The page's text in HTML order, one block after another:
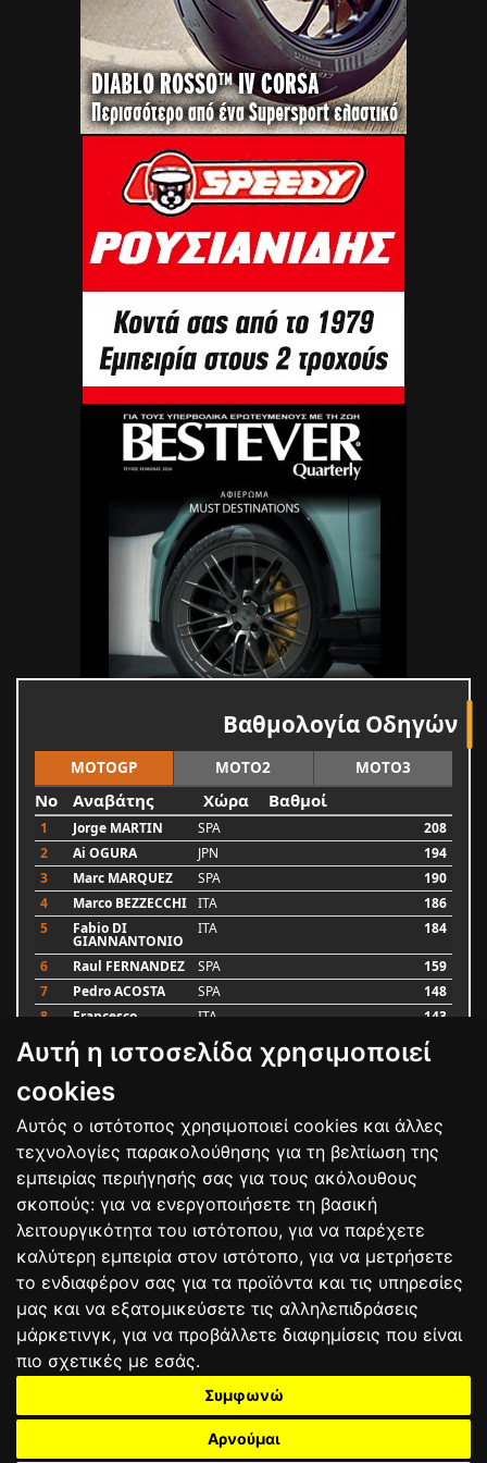
Αυτή η ιστοσελίδα χρησιμοποιεί
cookies
Αυτός ο ιστότοπος χρησιμοποιεί cookies και άλλες
τεχνολογίες παρακολούθησης για τη βελτίωση της
εμπειρίας περιήγησής σας για τους ακόλουθους
σκοπούς: για να ενεργοποιήσετε τη βασική
λειτουργικότητα του ιστότοπου, για να παρέχετε
καλύτερη εμπειρία στον ιστότοπο, για να μετρήσετε
το ενδιαφέρον σας για τα προϊόντα και τις υπηρεσίες
μας και να εξατομικεύσετε τις αλληλεπιδράσεις
μάρκετινγκ, για να προβάλλετε διαφημίσεις που είναι
πιο σχετικές με εσάς.
Συμφωνώ
Αρνούμαι
Βαθμολογία Οδηγών
MOTOGP MOTO2 MOTO3
No Αναβάτης Χώρα Βαθμοί
1 Jorge MARTIN SPA
208
2
Ai OGURA JPN
194
3
Marc MARQUEZ SPA
190
4
Marco BEZZECCHI ITA
186
5
Fabio DI
GIANNANTONIO
ITA 184
6 Raul FERNANDEZ SPA
159
7
Pedro ACOSTA SPA
148
8
Francesco ITA 143
9 Alex MARQUEZ SPA
Luca MARINI
Bαθμολογία
ΟΡΟΙ ΧΡΗΣΗΣΠΟΛΙΤΙΚΗ ΠΡΟΣΤΑΣΙΑΣ
ΑΓΩΝΕΣΑΠΟΤΕΛΕΣΜΑΤΑΑΓΟΡΑ